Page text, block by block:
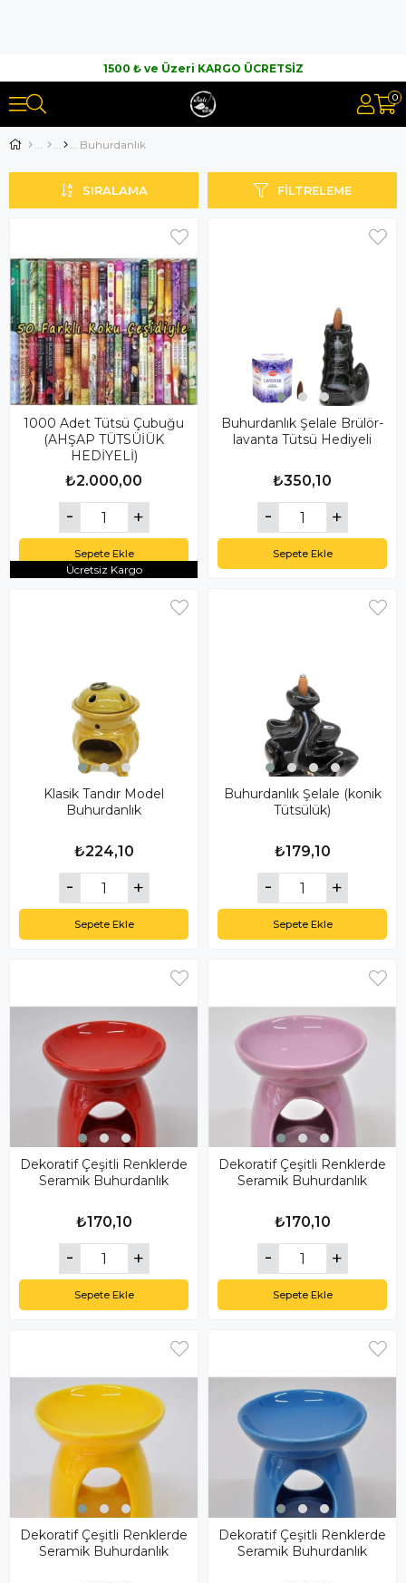
1500 ₺ ve Üzeri KARGO ÜCRETSİZ
0
Buhurdanlık
FILTRELEME
SIRALAMA
1000 Adet Tütsü Çubuğu
(AHŞAP TÜTSÜİÜK
HEDİYELİ)
₺2.000,00
Sepete Ekle
Ücretsiz Kargo
Buhurdanlık Şelale Brülör-
lavanta Tütsü Hediyeli
₺350,10
Sepete Ekle
Klasik Tandır Model
Buhurdanlık
₺224,10
Sepete Ekle
Buhurdanlık Şelale (konik
Tütsülük)
₺179,10
Sepete Ekle
Dekoratif Çeşitli Renklerde
Seramik Buhurdanlık
₺170,10
Sepete Ekle
Dekoratif Çeşitli Renklerde
Seramik Buhurdanlık
₺170,10
Sepete Ekle
Dekoratif Çeşitli Renklerde
Seramik Buhurdanlık
Dekoratif Çeşitli Renklerde
Seramik Buhurdanlık